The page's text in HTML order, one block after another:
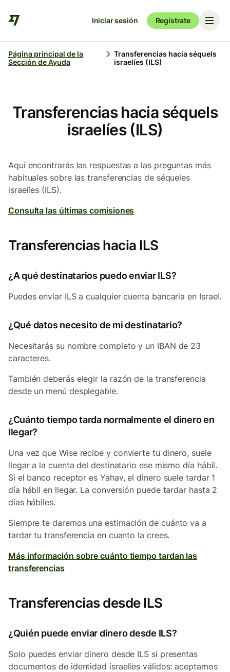
Iniciar sesión Regístrate
Página principal de la
Sección de Ayuda
Transferencias hacia séquels
israelíes (ILS)
Transferencias hacia séquels
israelíes (ILS)
Aquí encontrarás las respuestas a las preguntas más
habituales sobre las transferencias de séqueles
israelíes (ILS).
Consulta las últimas comisiones
Transferencias hacia ILS
¿A qué destinatarios puedo enviar ILS?
Puedes enviar ILS a cualquier cuenta bancaria en Israel.
¿Qué datos necesito de mi destinatario?
Necesitarás su nombre completo y un IBAN de 23
caracteres.
También deberás elegir la razón de la transferencia
desde un menú desplegable.
¿Cuánto tiempo tarda normalmente el dinero en
llegar?
Una vez que Wise recibe y convierte tu dinero, suele
llegar a la cuenta del destinatario ese mismo día hábil.
Si el banco receptor es Yahav, el dinero suele tardar 1
día hábil en llegar. La conversión puede tardar hasta 2
días hábiles.
Siempre te daremos una estimación de cuánto va a
tardar tu transferencia en cuanto la crees.
Más información sobre cuánto tiempo tardan las
transferencias
Transferencias desde ILS
¿Quién puede enviar dinero desde ILS?
Solo puedes enviar dinero desde ILS si presentas
documentos de identidad israelíes válidos: aceptamos